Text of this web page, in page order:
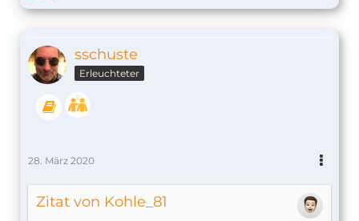
sschuste
Erleuchteter
28. März 2020
Zitat von Kohle_81